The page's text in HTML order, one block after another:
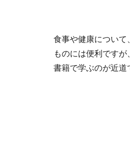
食事や健康について
ものには便利です
書籍で学ぶのが近道